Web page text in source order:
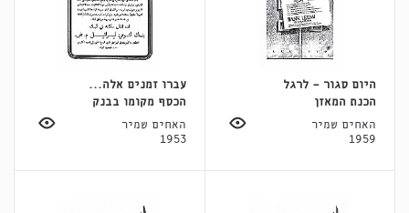
היום סגור - לרגל
הכנת המאזן
האחים שמיר
1959
עברו זמנים אלה...
הכסף מקומו בבנק
האחים שמיר
1953